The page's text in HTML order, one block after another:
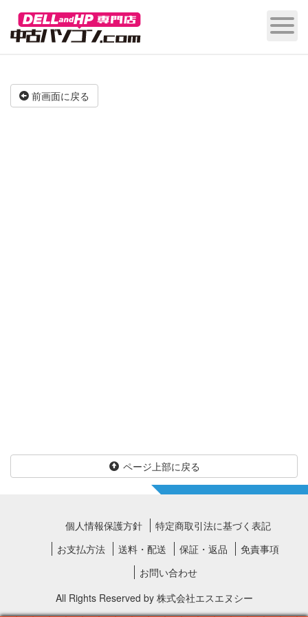
前画面に戻る
ページ上部に戻る
個人情報保護方針
特定商取引法に基づく表記
お支払方法
送料・配送 保証・返品
免責事項
お問い合わせ
All Rights Reserved by 株式会社エスエヌシー